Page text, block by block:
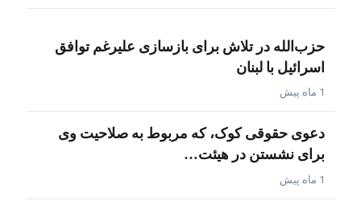
حزب‌الله در تلاش برای بازسازی علیرغم توافق
اسرائیل با لبنان
1 ماه پیش
دعوی حقوقی کوک، که مربوط به صلاحیت وی
برای نشستن در هیئت…
1 ماه پیش